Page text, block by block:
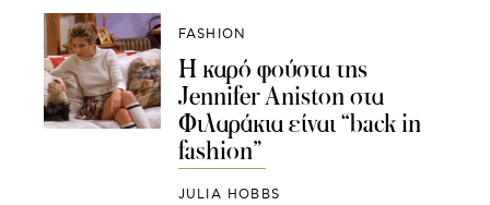
FASHION
H καρό φούστα της
Jennifer Aniston στα
Φιλαράκια είναι “back in
fashion”
JULIA HOBBS